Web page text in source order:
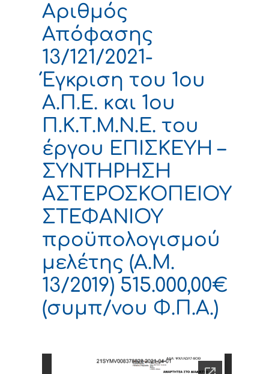
Αριθμός
Απόφασης
13/121/2021-
Έγκριση του 1ου
Α.Π.Ε. και 1ου
Π.Κ.Τ.Μ.Ν.Ε. του
έργου ΕΠΙΣΚΕΥΗ –
ΣΥΝΤΗΡΗΣΗ
ΑΣΤΕΡΟΣΚΟΠΕΙΟΥ
ΣΤΕΦΑΝΙΟΥ
προϋπολογισμού
μελέτης (Α.Μ.
13/2019) 515.000,00€
(συμπ/νου Φ.Π.Α.)